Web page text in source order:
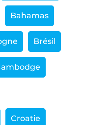
Bahamas
Brésil
Croatie